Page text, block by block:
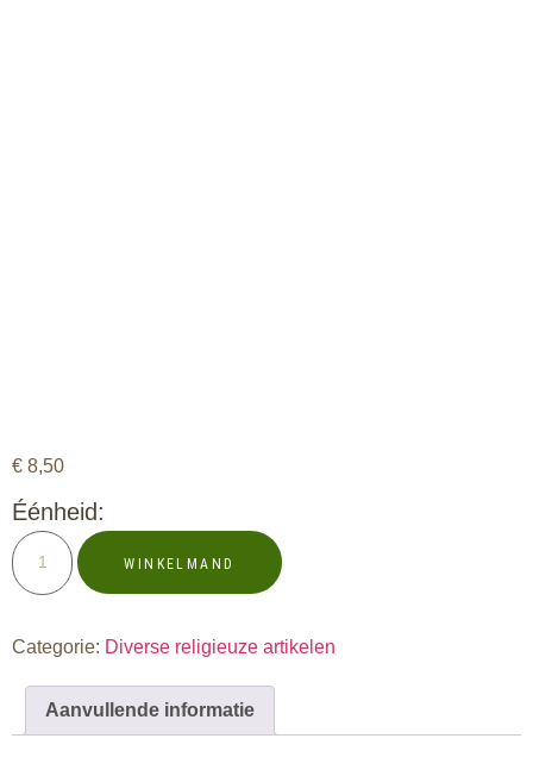
€ 8,50
Éénheid:
WINKELMAND
Categorie: Diverse religieuze artikelen
Aanvullende informatie